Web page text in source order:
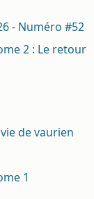
- Numéro #52
2 : Le retour
de vaurien
1